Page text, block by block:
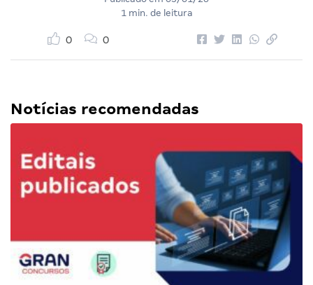
1 min. de leitura
0 0
Notícias recomendadas